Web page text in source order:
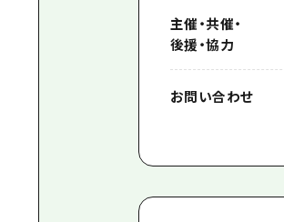
主催・共催・
後援・協力
お問い合わせ